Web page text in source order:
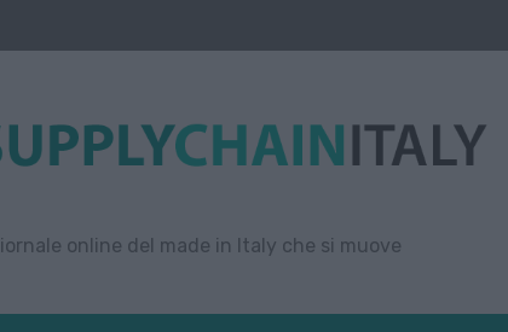
online del made in Italy che si muove